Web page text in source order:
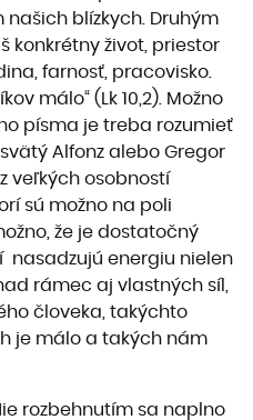
blízkych. Druhým
konkrétny život, priestor
farnosť, pracovisko.
málo“ (Lk 10,2). Možno
písma je treba rozumieť
Alfonz alebo Gregor
veľkých osobností
sú možno na poli
že je dostatočný
nasadzujú energiu nielen
rámec aj vlastných síl,
človeka, takýchto
je málo a takých nám
rozbehnutím sa naplno